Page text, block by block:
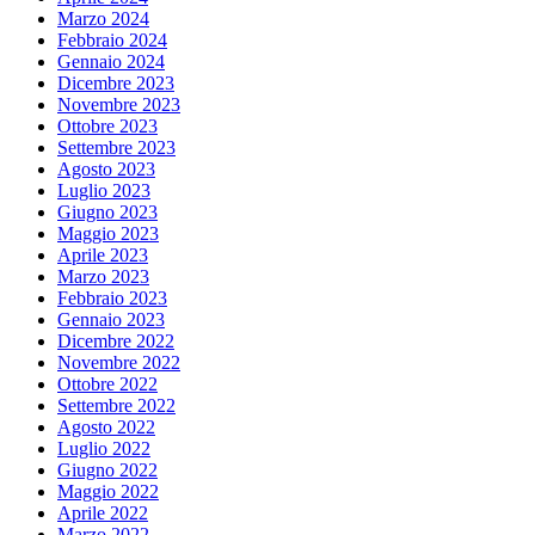
Marzo 2024
Febbraio 2024
Gennaio 2024
Dicembre 2023
Novembre 2023
Ottobre 2023
Settembre 2023
Agosto 2023
Luglio 2023
Giugno 2023
Maggio 2023
Aprile 2023
Marzo 2023
Febbraio 2023
Gennaio 2023
Dicembre 2022
Novembre 2022
Ottobre 2022
Settembre 2022
Agosto 2022
Luglio 2022
Giugno 2022
Maggio 2022
Aprile 2022